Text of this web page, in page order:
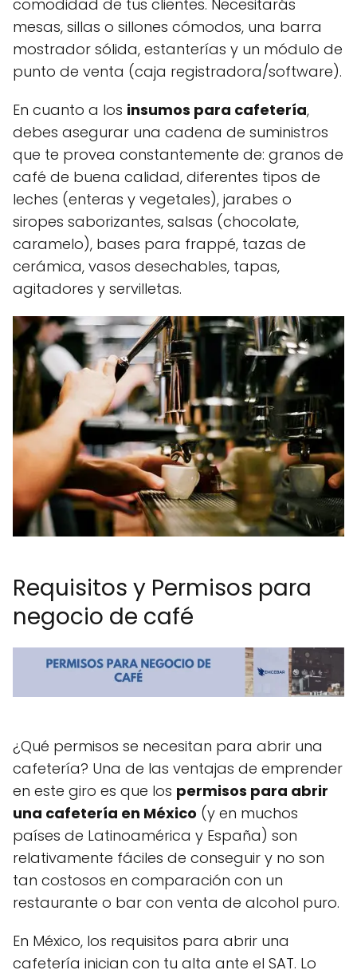
comodidad de tus clientes. Necesitarás
mesas, sillas o sillones cómodos, una barra
mostrador sólida, estanterías y un módulo de
punto de venta (caja registradora/software).
En cuanto a los insumos para cafetería,
debes asegurar una cadena de suministros
que te provea constantemente de: granos de
café de buena calidad, diferentes tipos de
leches (enteras y vegetales), jarabes o
siropes saborizantes, salsas (chocolate,
caramelo), bases para frappé, tazas de
cerámica, vasos desechables, tapas,
agitadores y servilletas.
Requisitos y Permisos para
negocio de café
¿Qué permisos se necesitan para abrir una
cafetería? Una de las ventajas de emprender
en este giro es que los permisos para abrir
una cafetería en México (y en muchos
países de Latinoamérica y España) son
relativamente fáciles de conseguir y no son
tan costosos en comparación con un
restaurante o bar con venta de alcohol puro.
En México, los requisitos para abrir una
cafetería inician con tu alta ante el SAT. Lo